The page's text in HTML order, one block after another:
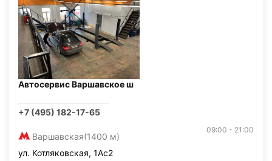
Автосервис Варшавское ш
+7 (495) 182-17-65
Варшавская(1400 м)
09:00 - 21:00
ул. Котляковская, 1Ас2